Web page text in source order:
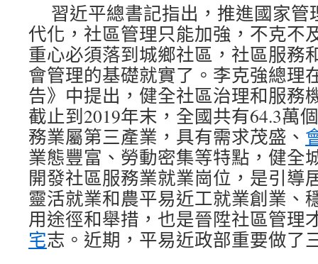
習近平總書記指出，推進國家
代化，社區管理只能加強，不克不
重心必須落到城鄉社區，社區服務
會管理的基礎就實了。李克強總理
告》中提出，健全社區治理和服務
截止到2019年末，全國共有64.3萬
務業屬第三產業，具有需求茂盛、
業態豐富、勞動密集等特點，健全
開發社區服務業就業崗位，是引導
靈活就業和農平易近工就業創業、
用途徑和舉措，也是晉陞社區管理
宅志。近期，平易近政部重要做了